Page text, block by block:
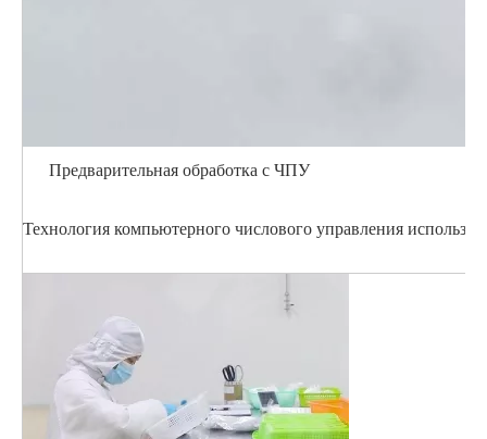
Предварительная обработка с ЧПУ
Технология компьютерного числового управления